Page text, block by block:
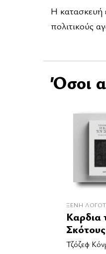
Η κατασκευή
πολιτικούς
Όσοι
ΞΈΝΗ
Καρδια
Σκότους
Τζόζεφ